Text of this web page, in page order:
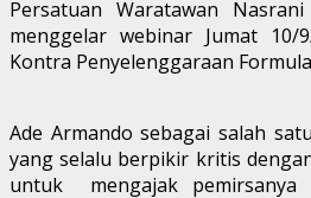
Persatuan Waratawan Nasrani
menggelar webinar Jumat
Kontra Penyelenggaraan
Ade Armando sebagai salah
yang selalu berpikir kritis
untuk mengajak pemirsanya